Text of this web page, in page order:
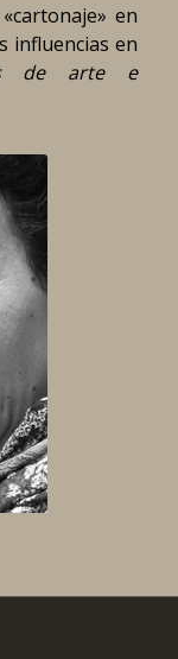
en
influencias en
de arte e